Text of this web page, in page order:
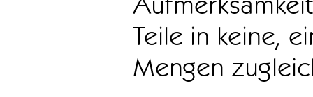
Teile in keine,
Mengen